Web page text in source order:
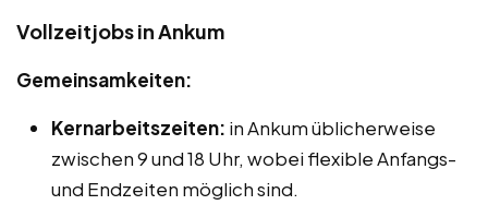
Vollzeitjobs in Ankum
Gemeinsamkeiten:
Kernarbeitszeiten: in Ankum üblicherweise
zwischen 9 und 18 Uhr, wobei flexible Anfangs-
und Endzeiten möglich sind.